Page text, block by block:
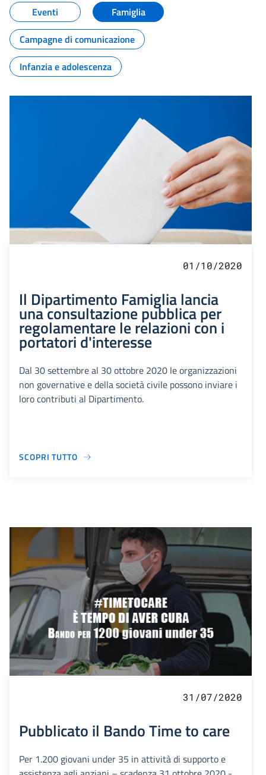
Eventi
Famiglia
Campagne di comunicazione
Infanzia e adolescenza
01/10/2020
Il Dipartimento Famiglia lancia
una consultazione pubblica per
regolamentare le relazioni con i
portatori d'interesse
Dal 30 settembre al 30 ottobre 2020 le organizzazioni
non governative e della società civile possono inviare i
loro contributi al Dipartimento.
SCOPRI TUTTO
31/07/2020
Pubblicato il Bando Time to care
Per 1.200 giovani under 35 in attività di supporto e